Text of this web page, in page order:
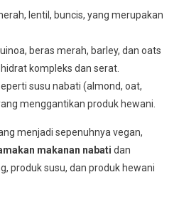
lentil, buncis, yang merupakan
beras merah, barley, dan oats
kompleks dan serat.
susu nabati (almond, oat,
menggantikan produk hewani.
menjadi sepenuhnya vegan,
makanan nabati dan
produk susu, dan produk hewani